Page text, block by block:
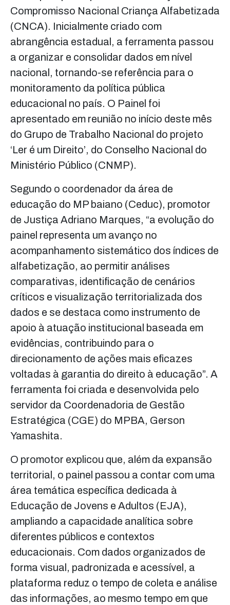
Compromisso Nacional Criança Alfabetizada
(CNCA). Inicialmente criado com
abrangência estadual, a ferramenta passou
a organizar e consolidar dados em nível
nacional, tornando-se referência para o
monitoramento da política pública
educacional no país. O Painel foi
apresentado em reunião no início deste mês
do Grupo de Trabalho Nacional do projeto
‘Ler é um Direito’, do Conselho Nacional do
Ministério Público (CNMP).
Segundo o coordenador da área de
educação do MP baiano (Ceduc), promotor
de Justiça Adriano Marques, “a evolução do
painel representa um avanço no
acompanhamento sistemático dos índices de
alfabetização, ao permitir análises
comparativas, identificação de cenários
críticos e visualização territorializada dos
dados e se destaca como instrumento de
apoio à atuação institucional baseada em
evidências, contribuindo para o
direcionamento de ações mais eficazes
voltadas à garantia do direito à educação”. A
ferramenta foi criada e desenvolvida pelo
servidor da Coordenadoria de Gestão
Estratégica (CGE) do MPBA, Gerson
Yamashita.
O promotor explicou que, além da expansão
territorial, o painel passou a contar com uma
área temática específica dedicada à
Educação de Jovens e Adultos (EJA),
ampliando a capacidade analítica sobre
diferentes públicos e contextos
educacionais. Com dados organizados de
forma visual, padronizada e acessível, a
plataforma reduz o tempo de coleta e análise
das informações, ao mesmo tempo em que